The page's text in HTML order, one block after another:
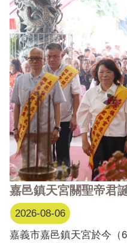
軸，分享嘉義的生活方式
院長張 ...更多
2026-08-06
嘉義市嘉邑鎮天宮於今（